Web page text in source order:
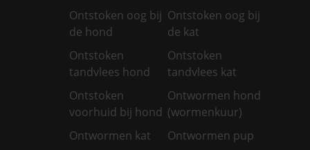
Ontstoken oog bij
de hond
Ontstoken oog bij
de kat
Ontstoken
tandvlees hond
Ontstoken
tandvlees kat
Ontstoken
voorhuid bij hond
Ontwormen hond
(wormenkuur)
Ontwormen kat
Ontwormen pup